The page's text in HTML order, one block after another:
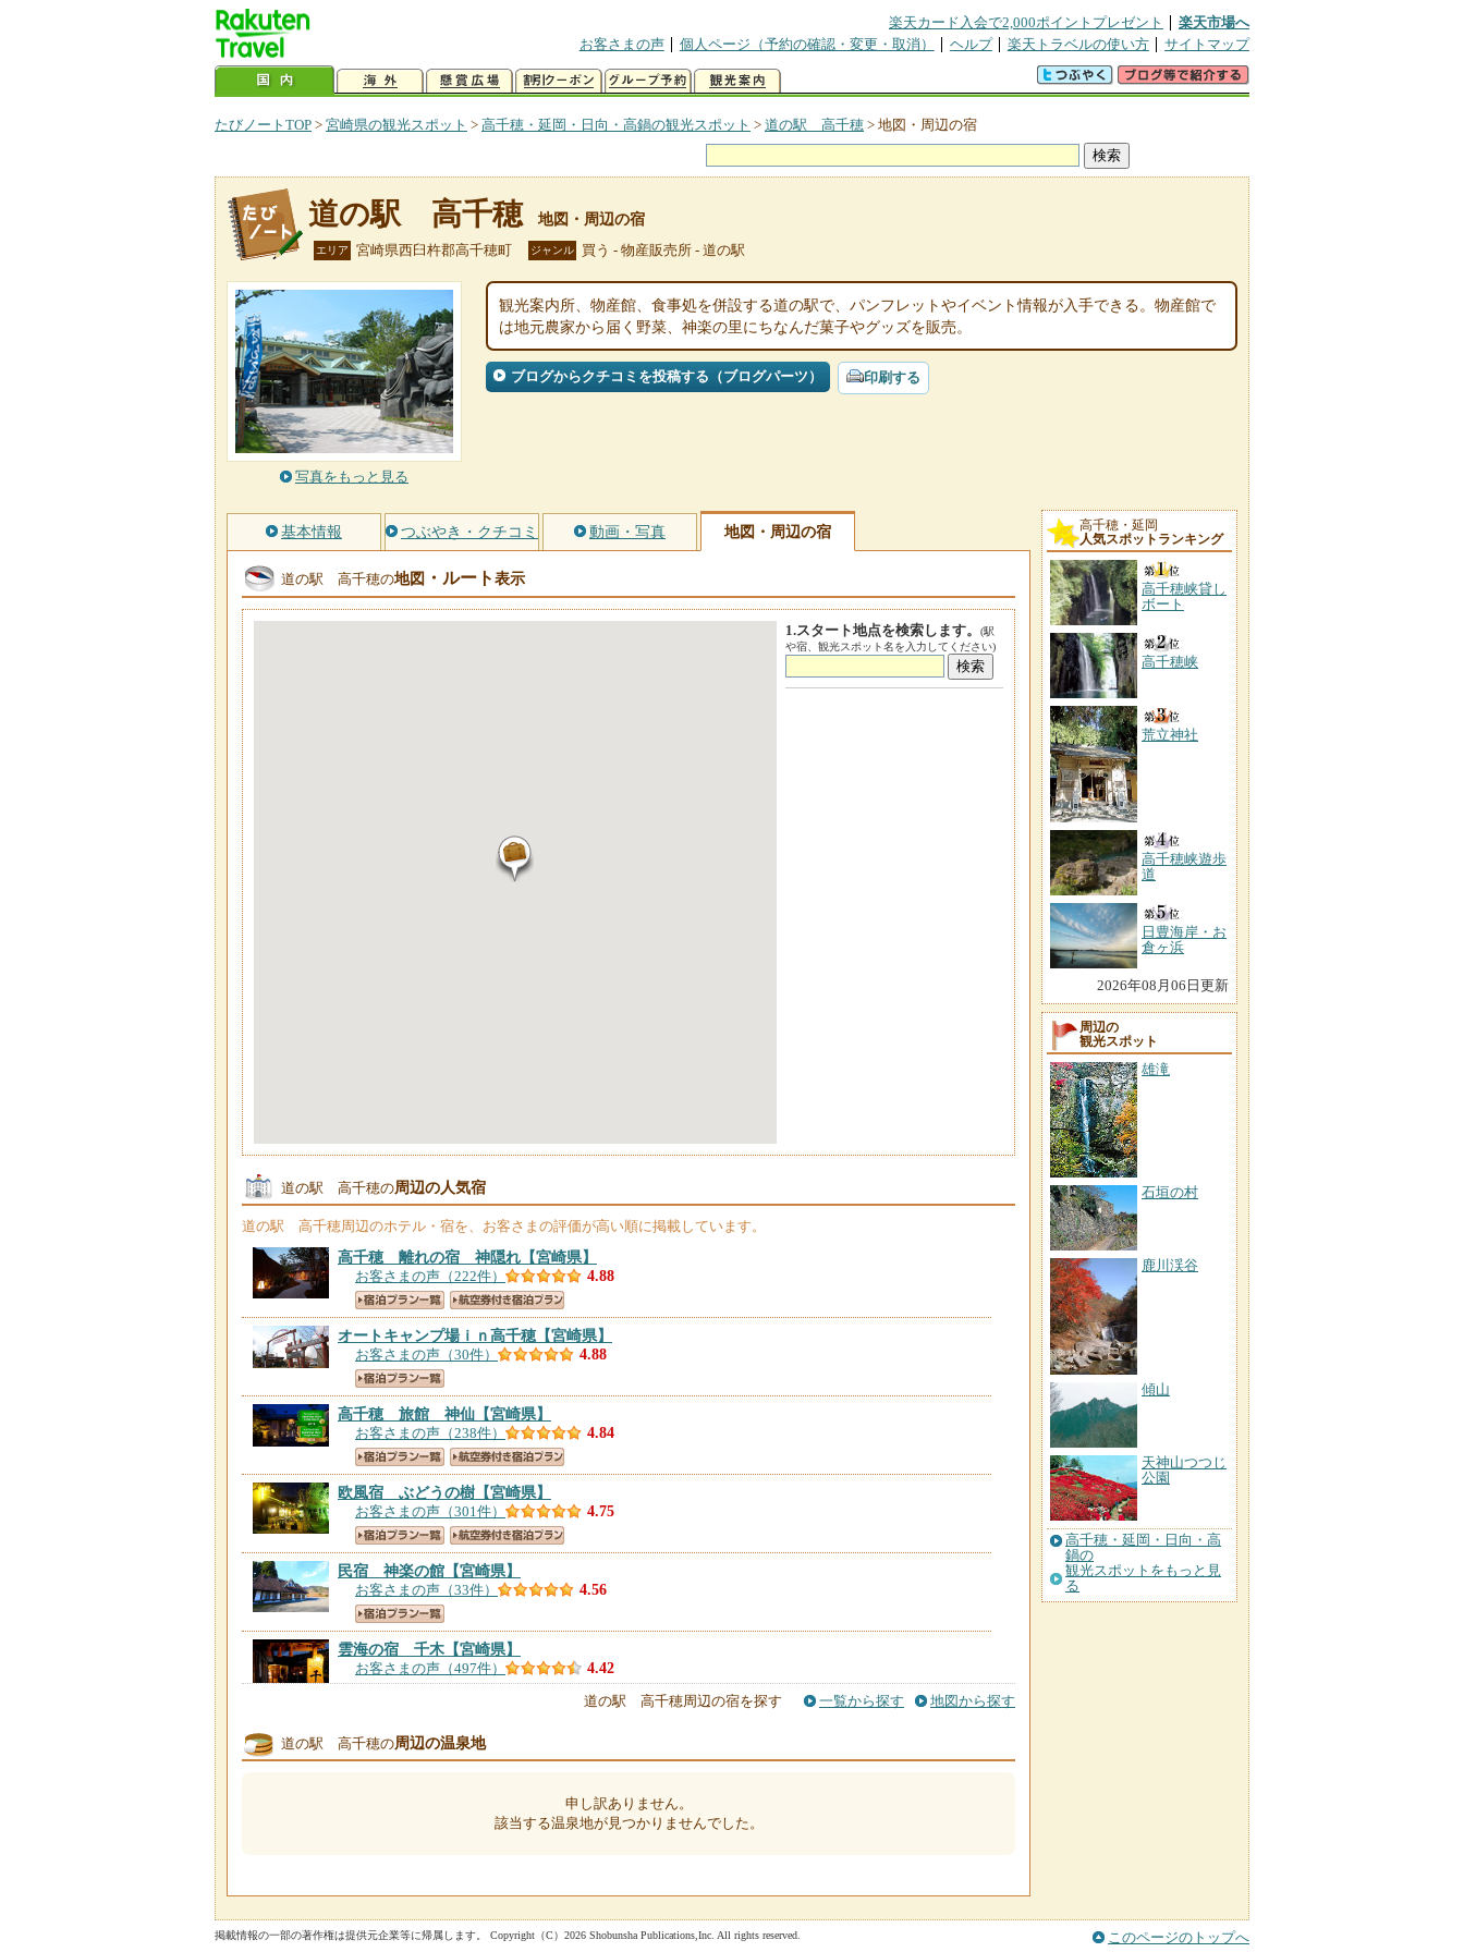
楽天カード入会で2,000ポイントプレゼント
楽天市場へ
お客さまの声
個人ページ（予約の確認・変更・取消） ヘルプ 楽天トラベルの使い方 サイトマップ
たびノートTOP > 宮崎県の観光スポット > 高千穂・延岡・日向・高鍋の観光スポット > 道の駅 高千穂 > 地図・周辺の宿
道の駅 高千穂 地図・周辺の宿
エリア 宮崎県西臼杵郡高千穂町 ジャンル 買う - 物産販売所 - 道の駅
写真をもっと見る
観光案内所、物産館、食事処を併設する道の駅で、パンフレットやイベント情報が入手できる。物産館で
は地元農家から届く野菜、神楽の里にちなんだ菓子やグッズを販売。
ブログからクチコミを投稿する（ブログパーツ） 印刷する
基本情報 つぶやき・クチコミ 動画・写真 地図・周辺の宿
道の駅 高千穂の地図 ・ルート表示
1.スタート地点を検索します。
(駅
や宿、観光スポット名を入力してください)
道の駅 高千穂の周辺の人気宿
道の駅 高千穂周辺のホテル・宿を、お客さまの評価が高い順に掲載しています。
高千穂 離れの宿 神隠れ 【宮崎県】
お客さまの声（222件） 4.88
オートキャンプ場ｉｎ高千穂【宮崎県】
お客さまの声（30件） 4.88
高千穂 旅館 神仙 【宮崎県】
お客さまの声（238件） 4.84
欧風宿 ぶどうの樹 【宮崎県】
お客さまの声（301件） 4.75
民宿 神楽の館 【宮崎県】
お客さまの声（33件） 4.56
雲海の宿 千木【宮崎県】
お客さまの声（497件） 4.42
花旅館 岩戸屋【宮崎県】
【宮崎県】
お客さまの声（139件） 4.41
道の駅 高千穂周辺の宿を探す 一覧から探す 地図から探す
道の駅 高千穂の周辺の温泉地
申し訳ありません。
該当する温泉地が見つかりませんでした。
高千穂・延岡
人気スポットランキング
高千穂峡貸し
ボート
高千穂峡
荒立神社
高千穂峡遊歩
道
日豊海岸・お
倉ヶ浜
2026年08月06日更新
周辺の
観光スポット
雄滝
石垣の村
鹿川渓谷
傾山
天神山つつじ
公園
高千穂・延岡・日向・高
鍋の
観光スポットをもっと見
る
掲載情報の一部の著作権は提供元企業等に帰属します。 Copyright（C）2026 Shobunsha Publications,Inc. All rights reserved. このページのトップへ